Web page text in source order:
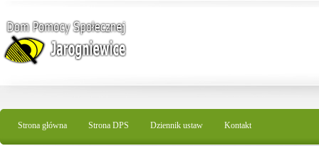
Strona główna Strona DPS Dziennik ustaw Kontakt